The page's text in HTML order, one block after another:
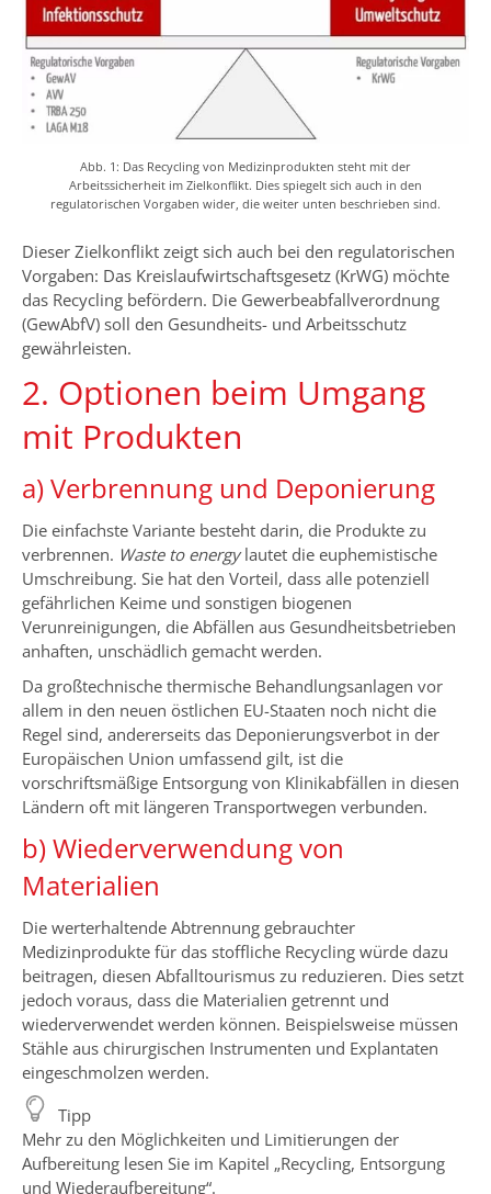
Abb. 1: Das Recycling von Medizinprodukten steht mit der
Arbeitssicherheit im Zielkonflikt. Dies spiegelt sich auch in den
regulatorischen Vorgaben wider, die weiter unten beschrieben sind.
Dieser Zielkonflikt zeigt sich auch bei den regulatorischen
Vorgaben: Das Kreislaufwirtschaftsgesetz (KrWG) möchte
das Recycling befördern. Die Gewerbeabfallverordnung
(GewAbfV) soll den Gesundheits- und Arbeitsschutz
gewährleisten.
2. Optionen beim Umgang
mit Produkten
a) Verbrennung und Deponierung
Die einfachste Variante besteht darin, die Produkte zu
verbrennen. Waste to energylautet die euphemistische
Umschreibung. Sie hat den Vorteil, dass alle potenziell
gefährlichen Keime und sonstigen biogenen
Verunreinigungen, die Abfällen aus Gesundheitsbetrieben
anhaften, unschädlich gemacht werden.
Da großtechnische thermische Behandlungsanlagen vor
allem in den neuen östlichen EU-Staaten noch nicht die
Regel sind, andererseits das Deponierungsverbot in der
Europäischen Union umfassend gilt, ist die
vorschriftsmäßige Entsorgung von Klinikabfällen in diesen
Ländern oft mit längeren Transportwegen verbunden.
b) Wiederverwendung von
Materialien
Die werterhaltende Abtrennung gebrauchter
Medizinprodukte für das stoffliche Recycling würde dazu
beitragen, diesen Abfalltourismus zu reduzieren. Dies setzt
jedoch voraus, dass die Materialien getrennt und
wiederverwendet werden können. Beispielsweise müssen
Stähle aus chirurgischen Instrumenten und Explantaten
eingeschmolzen werden.
Tipp
Mehr zu den Möglichkeiten und Limitierungen der
Aufbereitung lesen Sie im Kapitel „Recycling, Entsorgung
und Wiederaufbereitung“.